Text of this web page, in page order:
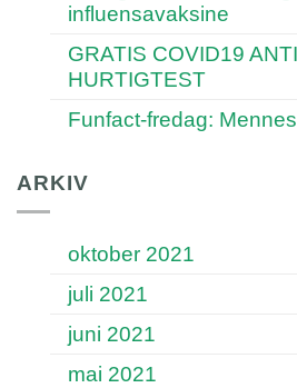
influensavaksine
GRATIS COVID19
HURTIGTEST
Funfact-fredag:
ARKIV
oktober 2021
juli 2021
juni 2021
mai 2021